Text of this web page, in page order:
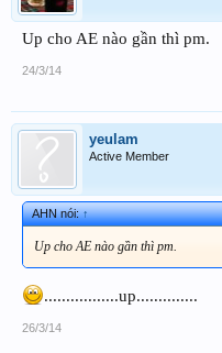
Up cho AE nào gần thì pm.
24/3/14
yeulam
Active Member
AHN nói:↑
Up cho AE nào gần thì pm.
.................up..............
26/3/14